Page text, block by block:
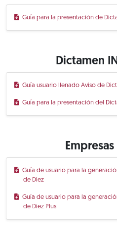
Guía para la presentación de
Dictamen
Guía usuario llenado Aviso de
Guía para la presentación del
Guía de usuario para la
de Diez
Guía de usuario para la
de Diez Plus